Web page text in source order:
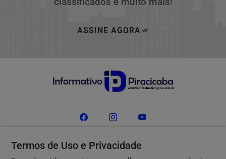
ASSINE AGORA
Navegue
Termos de Uso e Privacidade